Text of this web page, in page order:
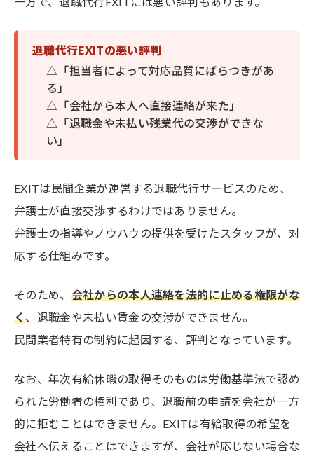
退職代行EXITの悪い評判
△「担当者によって対応品質にばらつきがあ
る」
△「会社から本人へ直接連絡が来た」
△「退職金や未払い残業代の交渉ができな
い」
EXITは民間企業が運営する退職代行サービスのため、
弁護士が直接交渉するわけではありません。
弁護士の指導やノウハウの提供を受けたスタッフが、対
応する仕組みです。
そのため、 会社からの本人連絡を法的に止める権限がな
く、退職金や未払い賃金の交渉ができません。
民間業者特有の制約に起因する、評判となっています。
なお、年次有給休暇の取得そのものは労働基準法で認め
られた労働者の権利であり、退職前の申請を会社が一方
的に拒むことはできません。EXITは有給取得の希望を
会社へ伝えることはできますが、会社が応じない場合な